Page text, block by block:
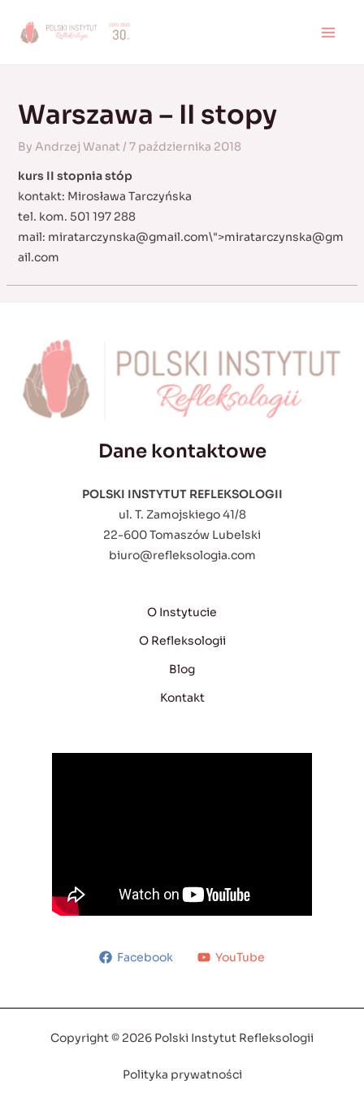
Warszawa – II stopy
By Andrzej Wanat/7 października 2018
kurs II stopnia stóp
kontakt: Mirosława Tarczyńska
tel. kom. 501 197 288
mail: miratarczynska@gmail.com\">miratarczynska@gm
ail.com
Dane kontaktowe
POLSKI INSTYTUT REFLEKSOLOGII
ul. T. Zamojskiego 41/8
22-600 Tomaszów Lubelski
biuro@refleksologia.com
O Instytucie
O Refleksologii
Blog
Kontakt
Facebook YouTube
Copyright © 2026 Polski Instytut Refleksologii
Polityka prywatności